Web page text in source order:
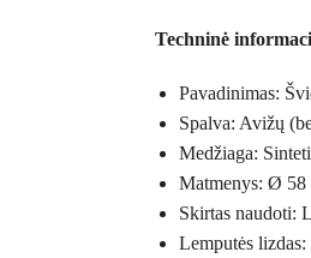
Techninė
Pavadinimas:
Spalva: Avižų
Medžiaga:
Matmenys: Ø 58
Skirtas naudoti:
Lemputės